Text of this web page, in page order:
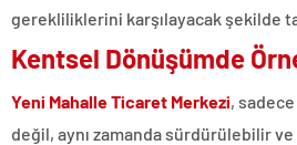
gerekliliklerini karşılayacak şekilde
Kentsel Dönüşümde
Yeni Mahalle Ticaret Merkezi,
değil, aynı zamanda sürdürülebilir ve